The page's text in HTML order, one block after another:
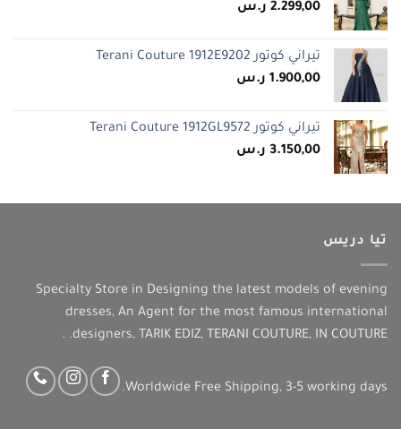
2.299,00 ر.س
تيراني كوتور Terani Couture 1912E9202
1.900,00 ر.س
تيراني كوتور Terani Couture 1912GL9572
3.150,00 ر.س
تيا دريس
Specialty Store in Designing the latest models of evening
dresses, An Agent for the most famous international
designers, TARIK EDIZ, TERANI COUTURE, IN COUTURE. .
Worldwide Free Shipping, 3-5 working days.